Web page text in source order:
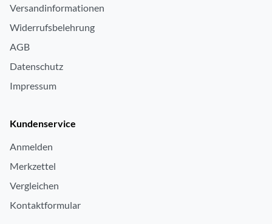
Versandinformationen
Widerrufsbelehrung
AGB
Datenschutz
Impressum
Kundenservice
Anmelden
Merkzettel
Vergleichen
Kontaktformular